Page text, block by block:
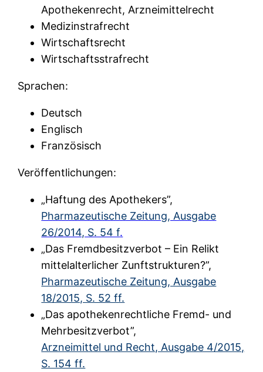
Apothekenrecht, Arzneimittelrecht
Medizinstrafrecht
Wirtschaftsrecht
Wirtschaftsstrafrecht
Sprachen:
Deutsch
Englisch
Französisch
Veröffentlichungen:
„Haftung des Apothekers”,
Pharmazeutische Zeitung, Ausgabe
26/2014, S. 54 f.
„Das Fremdbesitzverbot – Ein Relikt
mittelalterlicher Zunftstrukturen?”,
Pharmazeutische Zeitung, Ausgabe
18/2015, S. 52 ff.
„Das apothekenrechtliche Fremd- und
Mehrbesitzverbot”,
Arzneimittel und Recht, Ausgabe 4/2015,
S. 154 ff.